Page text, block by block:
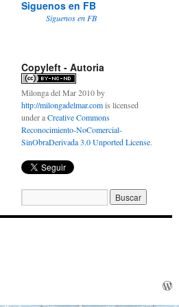
Siguenos en FB
Siguenos en FB
Copyleft - Autoria
Milonga del Mar 2010by
http://milongadelmar.comis licensed
under aCreative Commons
Reconocimiento-NoComercial-
SinObraDerivada 3.0 Unported License.